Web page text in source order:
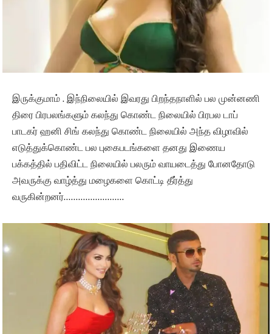
இருக்குமாம் . இந்நிலையில் இவரது பிறந்தநாளில் பல முன்னணி
திரை பிரபலங்களும் கலந்து கொண்ட நிலையில் பிரபல டாப்
பாடகர் ஹனி சிங் கலந்து கொண்ட நிலையில் அந்த விழாவில்
எடுத்துக்கொண்ட பல புகைபடங்களை தனது இணைய
பக்கத்தில் பதிவிட்ட நிலையில் பலரும் வாயடைத்து போனதோடு
அவருக்கு வாழ்த்து மழைகளை கொட்டி தீர்த்து
வருகின்றனர்…………………….